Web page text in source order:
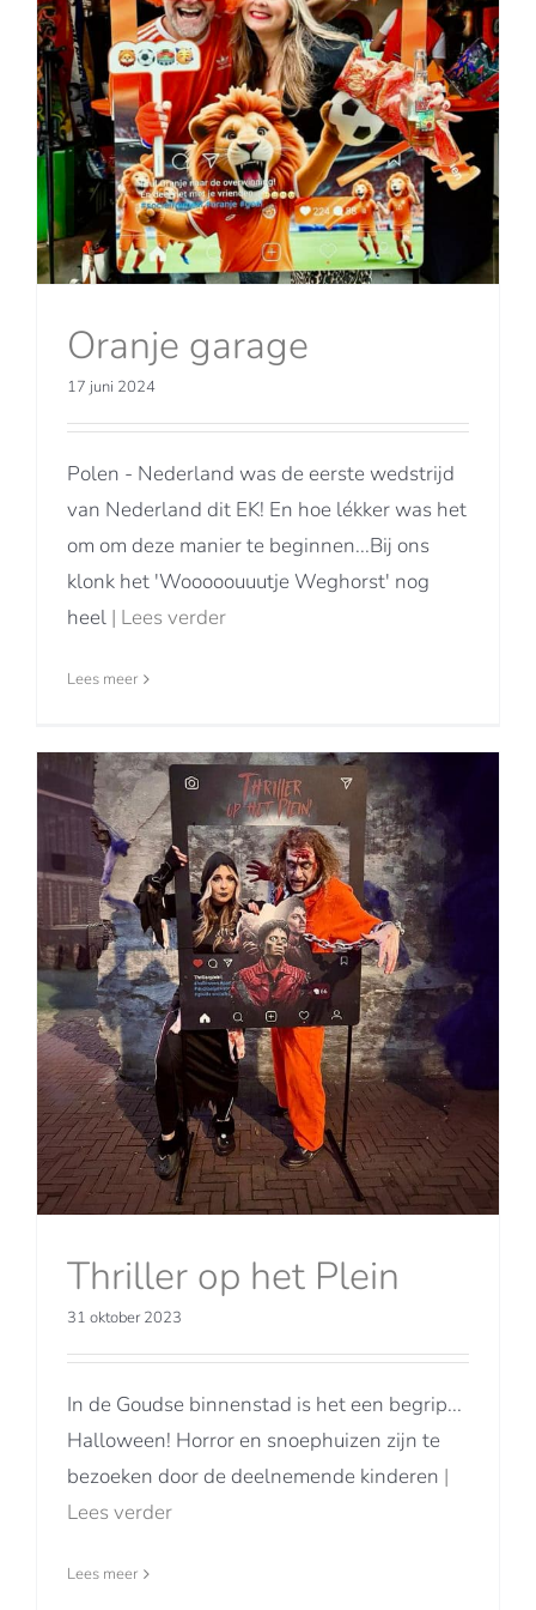
Oranje garage
17 juni 2024
Polen - Nederland was de eerste wedstrijd
van Nederland dit EK! En hoe lékker was het
om om deze manier te beginnen...Bij ons
klonk het 'Wooooouuutje Weghorst' nog
heel | Lees verder
Lees meer
Thriller op het Plein
31 oktober 2023
In de Goudse binnenstad is het een begrip...
Halloween! Horror en snoephuizen zijn te
bezoeken door de deelnemende kinderen |
Lees verder
Lees meer